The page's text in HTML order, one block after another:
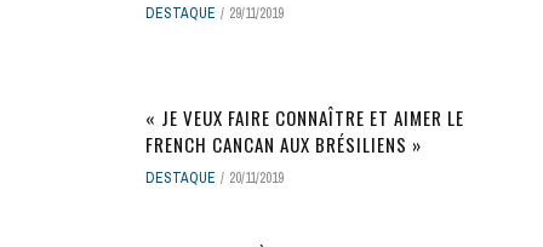
DESTAQUE 29/11/2019
« JE VEUX FAIRE CONNAÎTRE ET AIMER LE
FRENCH CANCAN AUX BRÉSILIENS »
DESTAQUE 20/11/2019